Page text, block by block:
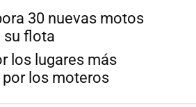
30 nuevas motos
su flota
los lugares más
los moteros